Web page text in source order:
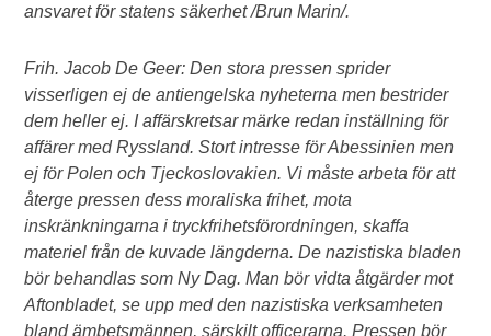
ansvaret för statens säkerhet /Brun Marin/.
Frih. Jacob De Geer: Den stora pressen sprider
visserligen ej de antiengelska nyheterna men bestrider
dem heller ej. I affärskretsar märke redan inställning för
affärer med Ryssland. Stort intresse för Abessinien men
ej för Polen och Tjeckoslovakien. Vi måste arbeta för att
återge pressen dess moraliska frihet, mota
inskränkningarna i tryckfrihetsförordningen, skaffa
materiel från de kuvade längderna. De nazistiska bladen
bör behandlas som Ny Dag. Man bör vidta åtgärder mot
Aftonbladet, se upp med den nazistiska verksamheten
bland ämbetsmännen, särskilt officerarna. Pressen bör